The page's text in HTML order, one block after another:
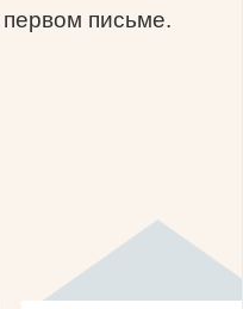
письме.